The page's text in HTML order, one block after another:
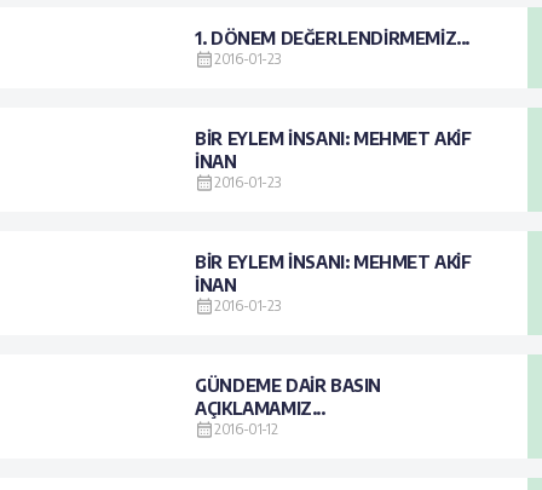
1. DÖNEM DEĞERLENDİRMEMİZ...
2016-01-23
BİR EYLEM İNSANI: MEHMET AKİF
İNAN
2016-01-23
BİR EYLEM İNSANI: MEHMET AKİF
İNAN
2016-01-23
GÜNDEME DAİR BASIN
AÇIKLAMAMIZ...
2016-01-12